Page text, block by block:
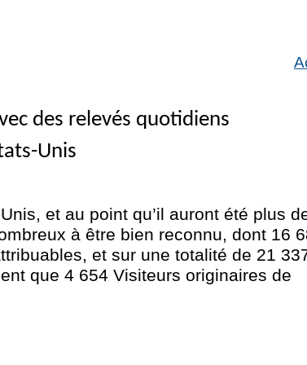
et au point qu’il auront été plus
à être bien reconnu, dont 16
et sur une totalité de 21
que 4 654 Visiteurs originaires de
des relevés quotidiens
Unis